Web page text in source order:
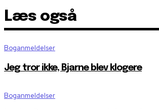
Læs også
Boganmeldelser
Jeg tror ikke, Bjarne blev klogere
Boganmeldelser